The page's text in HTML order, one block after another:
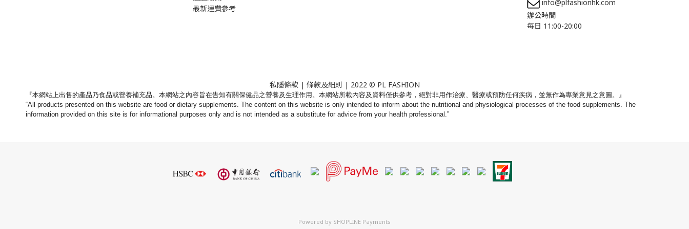
最新運費參考
info@plfashionhk.com
辦公時間
每日 11:00-20:00
私隱條款| 條款及細則 | 2022 © PL FASHION
『本網站上出售的產品乃食品或營養補充品。 本網站之內容旨在告知有關保健品之營養及生理作用。 本網站所載內容及資料僅供參考，絕對非用作治療、 醫療或預防任何疾病，並無作為專業意見之意圖。』
“All products presented on this website are food or dietary supplements. The content on this website is only intended to inform about the nutritional and physiological processes of the food supplements. The
information provided on this site is for informational purposes only and is not intended as a substitute for advice from your health professional.”
Powered by SHOPLINE Payments